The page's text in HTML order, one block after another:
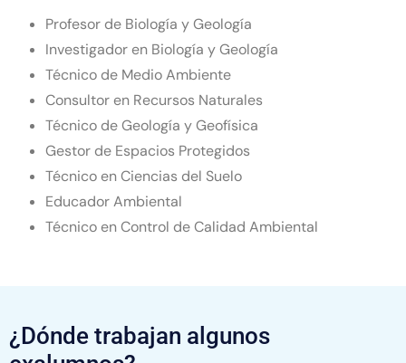
Profesor de Biología y Geología
Investigador en Biología y Geología
Técnico de Medio Ambiente
Consultor en Recursos Naturales
Técnico de Geología y Geofísica
Gestor de Espacios Protegidos
Técnico en Ciencias del Suelo
Educador Ambiental
Técnico en Control de Calidad Ambiental
¿Dónde trabajan algunos